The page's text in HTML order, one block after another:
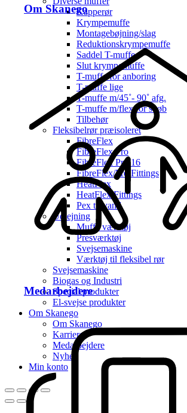
Om Skanego
Medarbejdere
Kapperør
Krympemuffe
Montagebøjning/slag
Reduktionskrympemuffe
Saddel T-muffe
Slut krympemuffe
T-muffe for anboring
T-muffe lige
T-muffe m/45˚- 90˚ afg.
T-muffe m/flex for svøb
Tilbehør
Fleksibelrør præisoleret
FibreFlex
FibreFlex Pro
FibreFlex Pro 16
FibreFlex/Pro Fittings
HeatFlex
HeatFlex Fittings
Pex til vand
Udlejning
Muffe værktøj
Presværktøj
Svejsemaskine
Værktøj til fleksibel rør
Svejsemaskine
Biogas og Industri
Special produkter
El-svejse produkter
Om Skanego
Om Skanego
Karriere
Medarbejdere
Nyhed
Min konto